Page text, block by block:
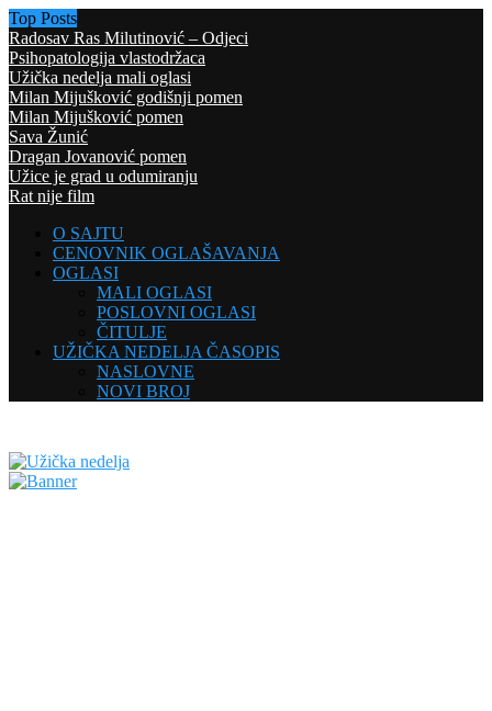
Top Posts
Radosav Ras Milutinović – Odjeci
Psihopatologija vlastodržaca
Užička nedelja mali oglasi
Milan Mijušković godišnji pomen
Milan Mijušković pomen
Sava Žunić
Dragan Jovanović pomen
Užice je grad u odumiranju
Rat nije film
O SAJTU
CENOVNIK OGLAŠAVANJA
OGLASI
MALI OGLASI
POSLOVNI OGLASI
ČITULJE
UŽIČKA NEDELJA ČASOPIS
NASLOVNE
NOVI BROJ